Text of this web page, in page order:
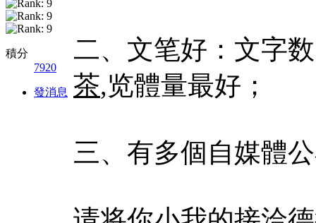
積分
7920
發消息
二、文笔好：文字
茶,览體量最好；
三、有多個自媒體